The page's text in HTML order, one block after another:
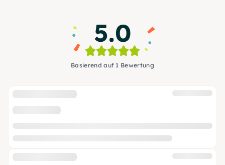
5.0
Basierend auf 1 Bewertung